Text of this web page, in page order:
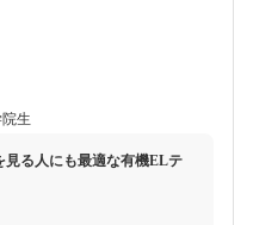
FINE BUBBLEは肌に
が敏感な人や赤ちゃんを持
濯機に比べて高価な場合が
めしないかもしれません。
が外に出るため、その空気
い上がります。吸い込むよ
うため、体には良くなさそ
口を使わずに本体のみで使
除機を持っていっても全て
れると吸い込めないので、
に内釜の中の空気を抜いて
がりが早くできる、最短で
る操作パネルもシンプルで
く、米の銘柄で理想の炊き
えばコシヒカリ・あきたこ
参考にしてあとは炊飯コー
飯が食べられます。
ャッシュバックがあったこ
のことで、ネコがいることも
ル
した。
もだいぶ安くなっていると
らいいなと思っていまし
生
見る人にも最適な有機ELテ